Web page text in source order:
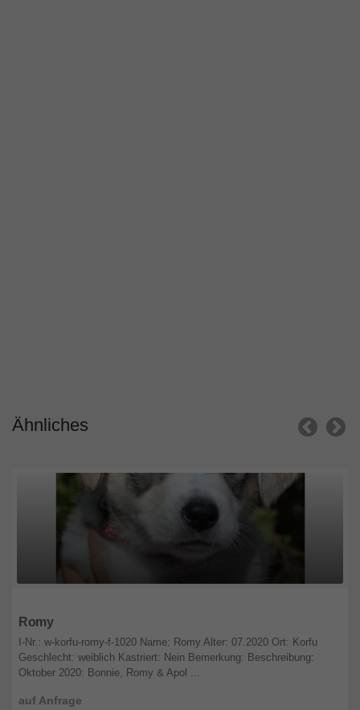
Ähnliches
Romy
auf Anfrage
I-Nr.: w-korfu-romy-f-1020 Name: Romy Alter: 07.2020 Ort: Korfu
Geschlecht: weiblich Kastriert: Nein Bemerkung: Beschreibung:
Oktober 2020: Bonnie, Romy & Apol ...